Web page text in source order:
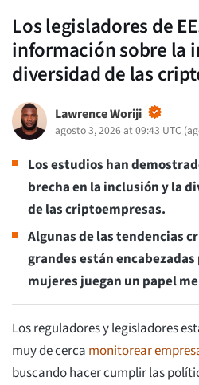
Los legisladores de
información sobre la
diversidad de las
Lawrence Woriji
agosto 3, 2026 at 09:43 UTC (
Los estudios han
brecha en la inclusión y la
de las criptoempresas.
Algunas de las tendencias
grandes están
mujeres juegan un papel
Los reguladores y legisladores
muy de cercamonitorear
buscando hacer cumplir las